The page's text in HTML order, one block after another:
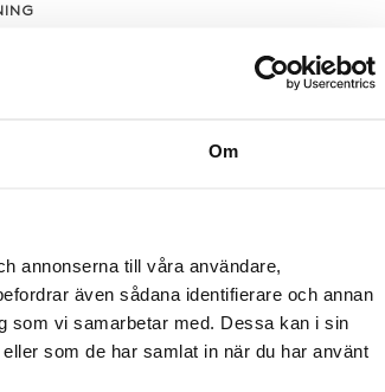
Om
annonserna till våra användare,
även sådana identifierare och annan
som vi samarbetar med. Dessa kan i sin
som de har samlat in när du har använt